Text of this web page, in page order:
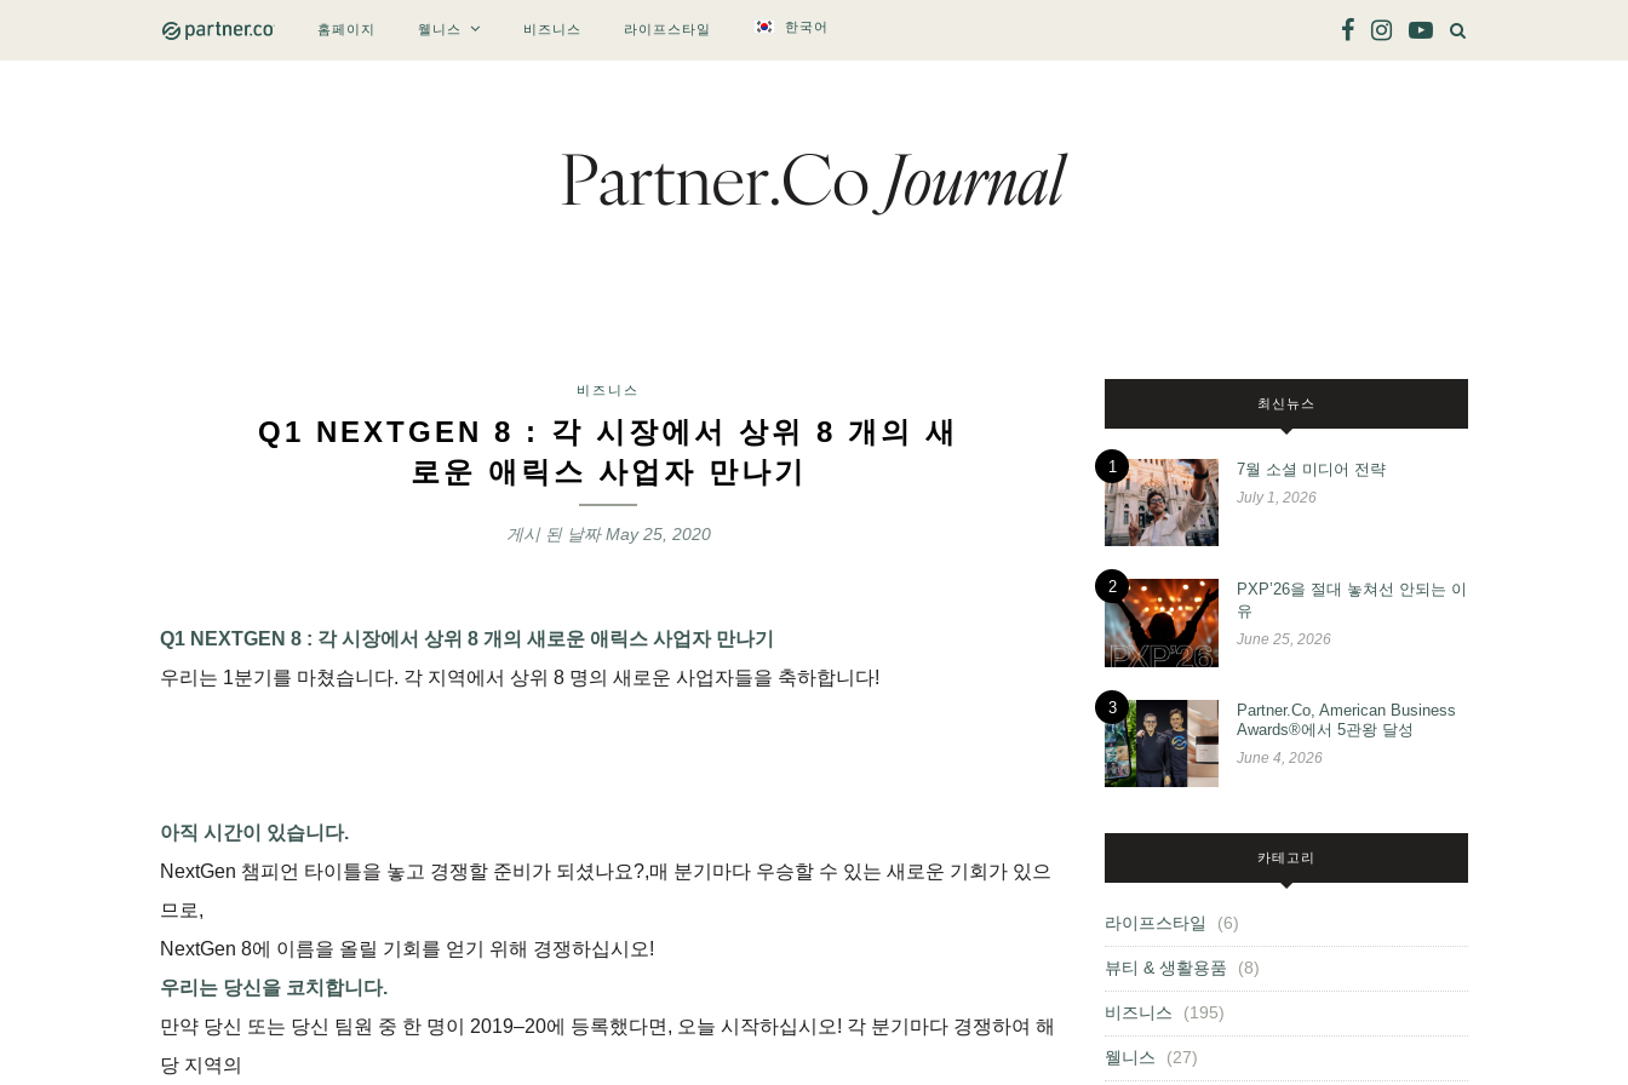
홈페이지 웰니스 비즈니스 라이프스타일 한국어
비즈니스
Q1 NEXTGEN 8 : 각 시장에서 상위 8 개의 새
로운 애릭스 사업자 만나기
게시 된 날짜May 25, 2020
Q1 NEXTGEN 8 : 각 시장에서 상위 8 개의 새로운 애릭스 사업자 만나기
우리는 1분기를 마쳤습니다. 각 지역에서 상위 8 명의 새로운 사업자들을 축하합니다!
아직 시간이 있습니다.
NextGen 챔피언 타이틀을 놓고 경쟁할 준비가 되셨나요?,매 분기마다 우승할 수 있는 새로운 기회가 있으
므로,
NextGen 8에 이름을 올릴 기회를 얻기 위해 경쟁하십시오!
우리는 당신을 코치합니다.
만약 당신 또는 당신 팀원 중 한 명이 2019–20에 등록했다면, 오늘 시작하십시오! 각 분기마다 경쟁하여 해
당 지역의
최신뉴스
1 7월 소셜 미디어 전략
July 1, 2026
2
PXP’26을 절대 놓쳐선 안되는 이
유
June 25, 2026
3
Partner.Co, American Business
Awards®에서 5관왕 달성
June 4, 2026
카테고리
라이프스타일 (6)
뷰티 & 생활용품 (8)
비즈니스 (195)
웰니스 (27)